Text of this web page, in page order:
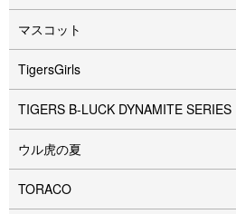
マスコット
TigersGirls
TIGERS B-LUCK DYNAMITE SERIES
ウル⻁の夏
TORACO